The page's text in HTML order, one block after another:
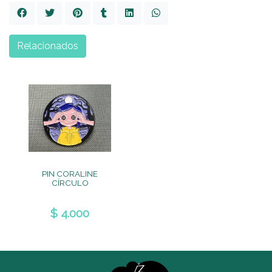
PIN CORALINE
CÍRCULO
$ 4.000
Relacionados